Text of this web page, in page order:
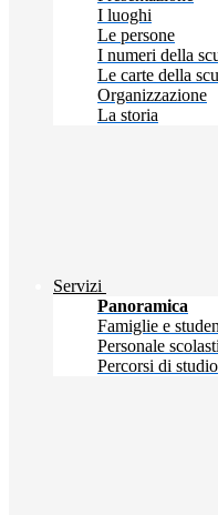
I luoghi
Le persone
I numeri della
Le carte della
Organizzazione
La storia
Servizi
Panoramica
Famiglie e
Personale
Percorsi di studio